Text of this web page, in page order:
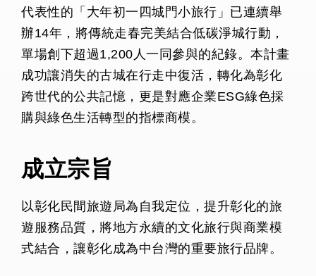
代表性的「大年初一四城門小旅行」已連續舉
辦14年，將傳統走春完美結合低碳淨城行動，
單場創下超過1,200人一同參與的紀錄。本計畫
成功讓消失的古城在行走中復活，轉化為彰化
跨世代的公共記憶，更是對應企業ESG綠色採
購與綠色生活轉型的指標商模。
成立宗旨
以彰化民間旅遊局為自我定位，提升彰化的旅
遊服務品質，將地方永續的文化旅行與商業模
式結合，讓彰化成為中台灣的重要旅行品牌。